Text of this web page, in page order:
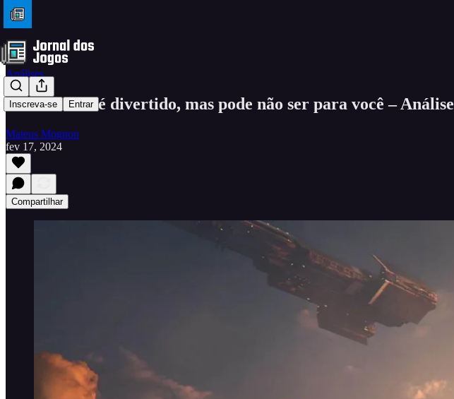
Inscreva-se Entrar
Análises
Helldivers 2 é divertido, mas pode não ser para você – Análise
Mateus Mognon
fev 17, 2024
Compartilhar